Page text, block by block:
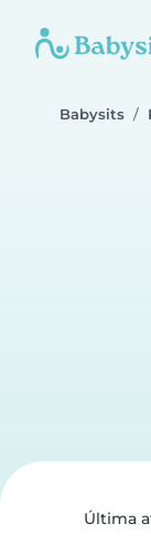
Babysits
Última